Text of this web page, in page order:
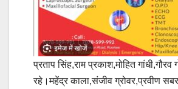
प्रताप सिंह,राम प्रकाश,मोहित
रहे।महेंद्र काला,संजीव ग्रोवर,प्रवीण